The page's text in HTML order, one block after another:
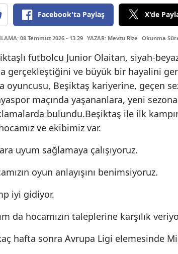
Facebook'ta Paylaş X'de
08 Temmuz 2026 - 13.29 YAZAR: Mevzu Rize Okunma
futbolcu Junior Olaitan, siyah-
gerçekleştiğini ve büyük bir hayalini
oyuncusu, Beşiktaş kariyerine, geçen
maçında yaşananlara, yeni
bulundu.Beşiktaş ile ilk
ve ekibimiz var.
uyum sağlamaya çalışıyoruz.
oyun anlayışını benimsiyoruz.
iyi gidiyor.
da hocamızın taleplerine karşılık
hafta sonra Avrupa Ligi elemesinde